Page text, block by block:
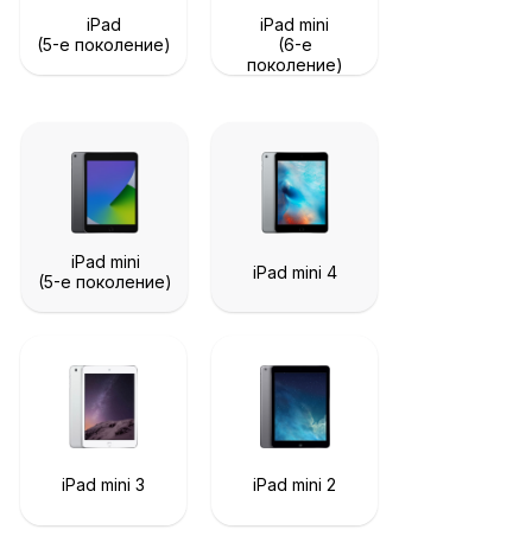
iPad
(5-е поколение)
iPad mini
(6-е
поколение)
iPad mini
(5-е поколение)
iPad mini 4
iPad mini 3 iPad mini 2